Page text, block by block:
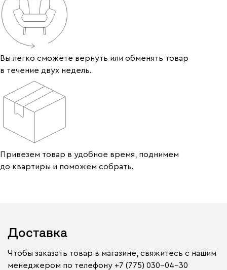
Вы легко сможете вернуть или обменять товар
в течение двух недель.
Привезем товар в удобное время, поднимем
до квартиры и поможем собрать.
Доставка
Чтобы заказать товар в магазине, свяжитесь с нашим
менеджером по телефону +7 (775) 030-04-30